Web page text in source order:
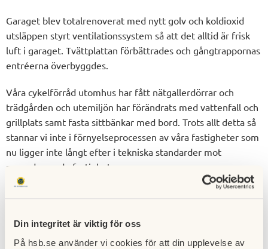
Din integritet är viktig för oss
På hsb.se använder vi cookies för att din upplevelse av
Garaget blev totalrenoverat med nytt golv och koldioxid
utsläppen styrt ventilationssystem så att det alltid är frisk
luft i garaget. Tvättplattan förbättrades och gångtrappornas
entréerna överbyggdes.
Våra cykelförråd utomhus har fått nätgallerdörrar och
trädgården och utemiljön har förändrats med vattenfall och
grillplats samt fasta sittbänkar med bord. Trots allt detta så
stannar vi inte i förnyelseprocessen av våra fastigheter som
nu ligger inte långt efter i tekniska standarder mot
nyproducerade fastigheter.
Föreningen renoverade tvättstugorna (hösten 2010) till
tvättstugor är försedda med elektronisk bokning och
tvättmaskinerna är försedda med automatiskt dosering av